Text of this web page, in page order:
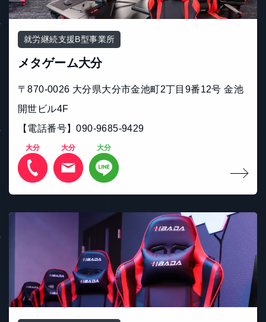
就労継続支援B型事業所
メタゲーム大分
〒870-0026 大分県大分市金池町2丁目9番12号 金池
開世ビル4F
【電話番号】090‐9685‐9429
大分 大分 大分